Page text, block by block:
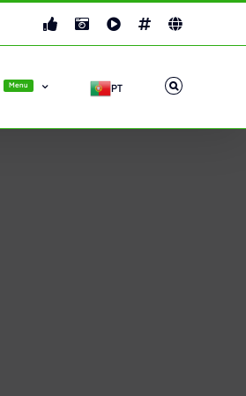
FacebookInstagram
YouTube
X LinkedIn
Menu PT